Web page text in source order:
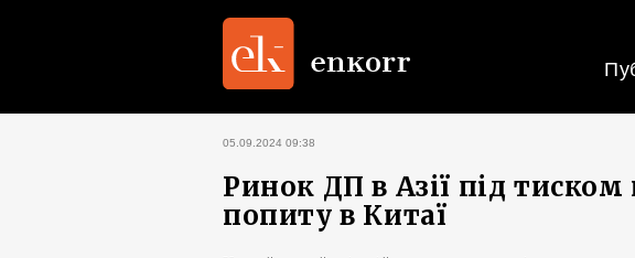
05.09.2024 09:38
Ринок ДП в Азії під тиском
попиту в Китаї